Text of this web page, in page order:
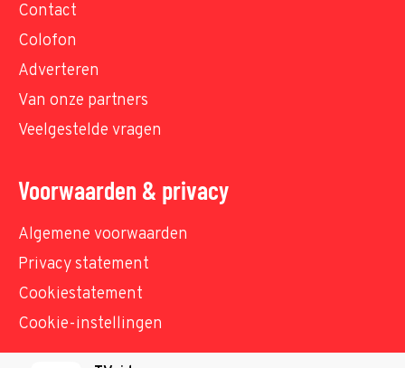
Contact
Colofon
Adverteren
Van onze partners
Veelgestelde vragen
Voorwaarden & privacy
Algemene voorwaarden
Privacy statement
Cookiestatement
Cookie-instellingen